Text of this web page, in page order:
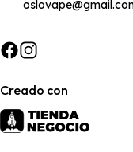
Creado con